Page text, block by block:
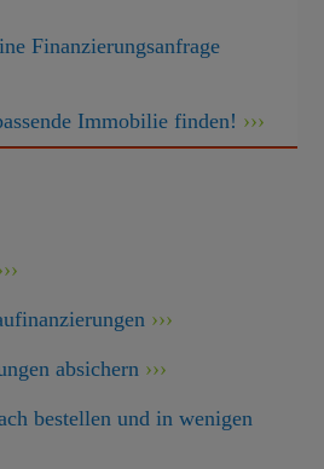
Finanzierungsanfrage
Immobilie finden!
absichern
bestellen und in wenigen